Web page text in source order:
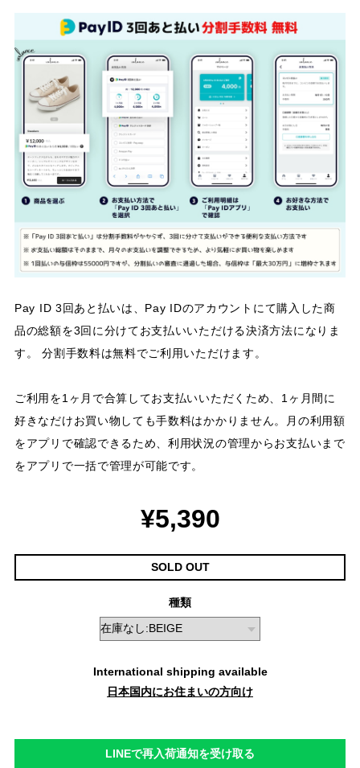
Pay ID 3回あと払いは、Pay IDのアカウントにて購入した商
品の総額を3回に分けてお支払いいただける決済方法になりま
す。 分割手数料は無料でご利用いただけます。
ご利用を1ヶ月で合算してお支払いいただくため、1ヶ月間に
好きなだけお買い物しても手数料はかかりません。月の利用額
をアプリで確認できるため、利用状況の管理からお支払いまで
をアプリで一括で管理が可能です。
¥5,390
SOLD OUT
種類
International shipping available
日本国内にお住まいの方向け
LINEで再入荷通知を受け取る